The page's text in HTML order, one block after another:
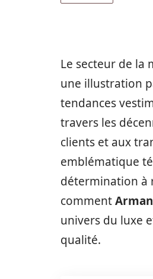
Le secteur de la
une illustration
tendances
travers les
clients et aux
emblématique
détermination à
comment
univers du luxe
qualité.